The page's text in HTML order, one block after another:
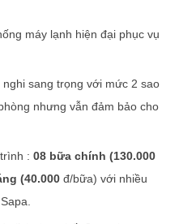
máy lạnh hiện đại phục vụ
sang trọng với mức 2 sao
nhưng vẫn đảm bảo cho
: 08 bữa chính (130.000
(40.000 đ/bữa) với nhiều